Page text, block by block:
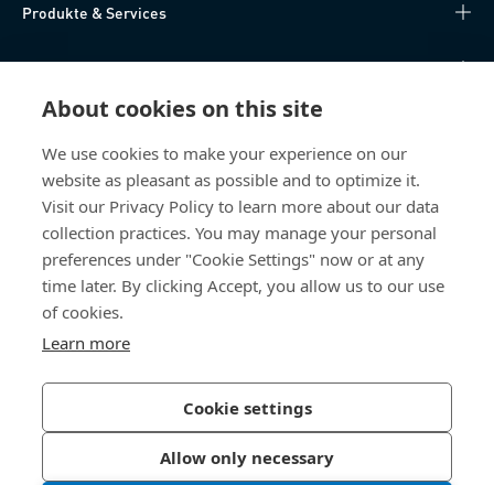
About cookies on this site
We use cookies to make your experience on our
website as pleasant as possible and to optimize it.
Visit our Privacy Policy to learn more about our data
collection practices. You may manage your personal
preferences under "Cookie Settings" now or at any
time later. By clicking Accept, you allow us to our use
of cookies.
Learn more
Cookie settings
Allow only necessary
Produkte & Services
Wissen
Über uns
Bossard Schweiz
Steinhauserstrasse 70
6301 Zug